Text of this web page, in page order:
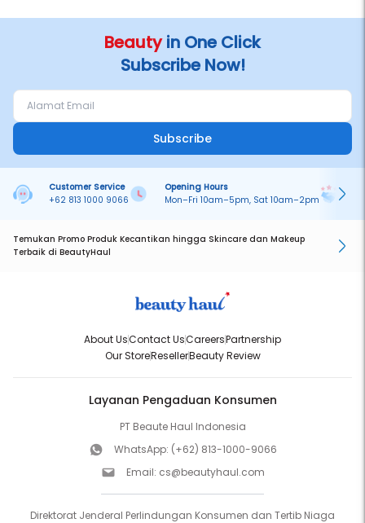
Beautyin One Click
Subscribe Now!
Subscribe
Customer Service
+62 813 1000 9066
Opening Hours
Mon–Fri 10am–5pm, Sat 10am–2pm
Temukan Promo Produk Kecantikan hingga Skincare dan Makeup
Terbaik di BeautyHaul
About UsContact UsCareersPartnership
Our StoreResellerBeauty Review
Layanan Pengaduan Konsumen
PT Beaute Haul Indonesia
WhatsApp: (+62) 813-1000-9066
Email: cs@beautyhaul.com
Direktorat Jenderal Perlindungan Konsumen dan Tertib Niaga